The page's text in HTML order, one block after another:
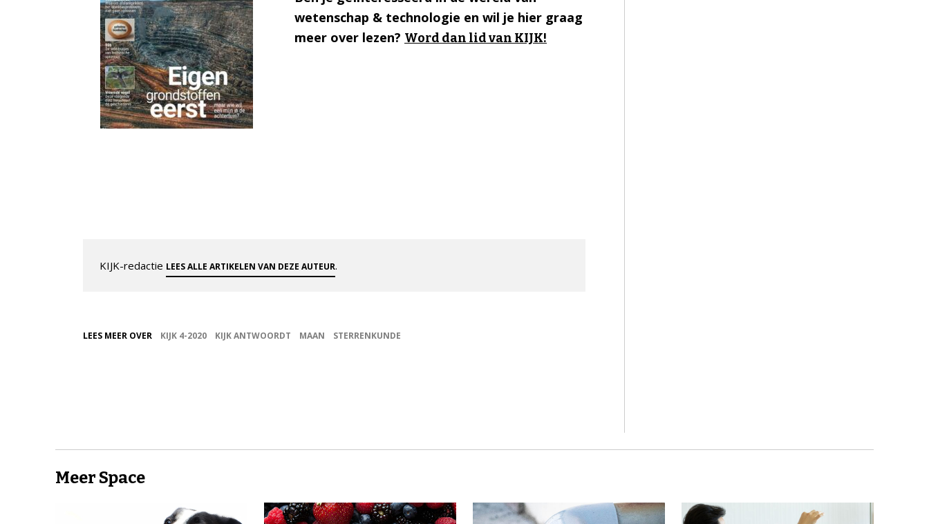
wetenschap & technologie en wil je hier graag
meer over lezen? Word dan lid van KIJK!
KIJK-redactie LEES ALLE ARTIKELEN VAN DEZE AUTEUR.
LEES MEER OVER KIJK 4-2020 KIJK ANTWOORDT MAAN STERRENKUNDE
Meer Space